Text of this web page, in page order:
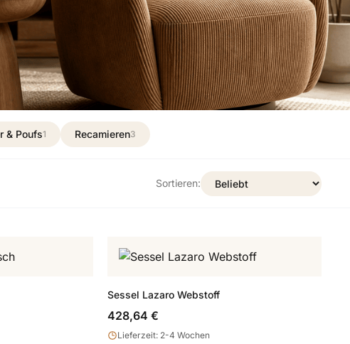
& Poufs1 Recamieren3
Sortieren:
Sessel Lazaro Webstoff
428,64 €
Lieferzeit: 2-4 Wochen